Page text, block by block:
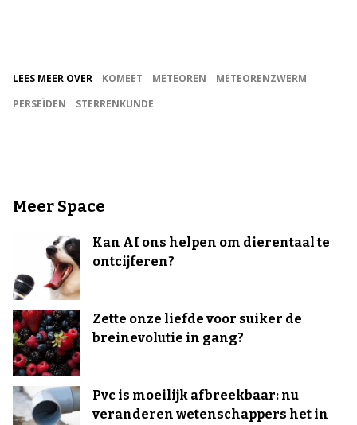
LEES MEER OVER KOMEET METEOREN
METEORENZWERM
PERSEÏDEN
STERRENKUNDE
Meer Space
Kan AI ons helpen om dierentaal te
ontcijferen?
Zette onze liefde voor suiker de
breinevolutie in gang?
Pvc is moeilijk afbreekbaar: nu
veranderen wetenschappers het in